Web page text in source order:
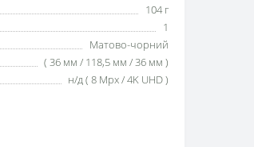
104 г
1
Матово-чорний
( 36 мм / 118,5 мм / 36 мм )
н/д ( 8 Mpx / 4K UHD )